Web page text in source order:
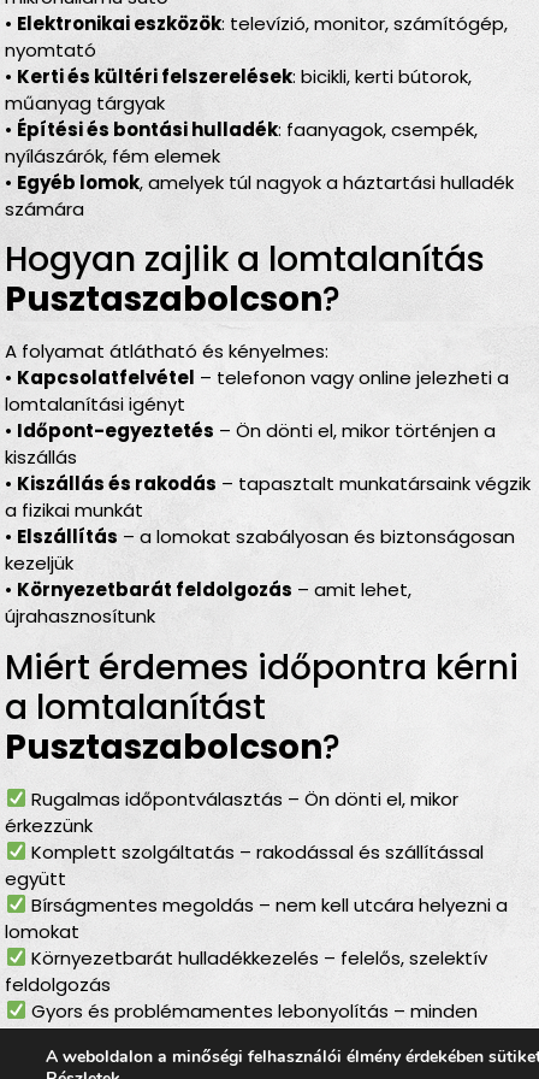
• Elektronikai eszközök: televízió, monitor, számítógép,
nyomtató
• Kerti és kültéri felszerelések: bicikli, kerti bútorok,
műanyag tárgyak
• Építési és bontási hulladék: faanyagok, csempék,
nyílászárók, fém elemek
• Egyéb lomok, amelyek túl nagyok a háztartási hulladék
számára
Hogyan zajlik a lomtalanítás
Pusztaszabolcson?
A folyamat átlátható és kényelmes:
• Kapcsolatfelvétel – telefonon vagy online jelezheti a
lomtalanítási igényt
• Időpont-egyeztetés – Ön dönti el, mikor történjen a
kiszállás
• Kiszállás és rakodás – tapasztalt munkatársaink végzik
a fizikai munkát
• Elszállítás – a lomokat szabályosan és biztonságosan
kezeljük
• Környezetbarát feldolgozás – amit lehet,
újrahasznosítunk
Miért érdemes időpontra kérni
a lomtalanítást
Pusztaszabolcson?
Rugalmas időpontválasztás – Ön dönti el, mikor
érkezzünk
Komplett szolgáltatás – rakodással és szállítással
együtt
Bírságmentes megoldás – nem kell utcára helyezni a
lomokat
Környezetbarát hulladékkezelés – felelős, szelektív
feldolgozás
Gyors és problémamentes lebonyolítás – minden
gördülékenyen zajlik
A weboldalon a minőségi felhasználói élmény érdekében